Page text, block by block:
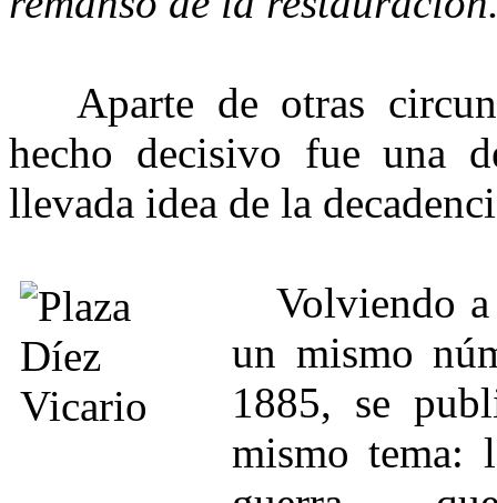
Aparte de otras
hecho decisivo fue una
llevada idea de la
Volviendo a
un mismo
1885, se
mismo tema: